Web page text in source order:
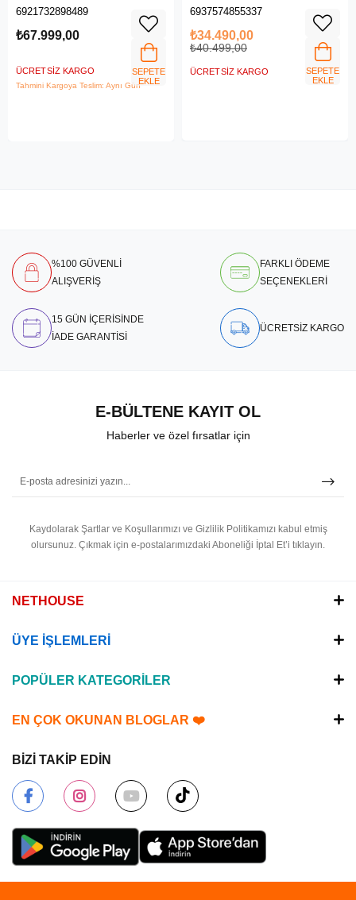
Panel
6921732898489
₺67.999,00
ÜCRETSIZ KARGO
Tahmini Kargoya Teslim: Aynı Gün
SEPETE
EKLE
6937574855337
₺34.490,00
₺40.499,00
ÜCRETSIZ KARGO
SEPETE
EKLE
%100 GÜVENLİ
ALIŞVERİŞ
FARKLI ÖDEME
SEÇENEKLERİ
15 GÜN İÇERİSİNDE
İADE GARANTİSİ
ÜCRETSİZ KARGO
E-BÜLTENE KAYIT OL
Haberler ve özel fırsatlar için
Kaydolarak Şartlar ve Koşullarımızı ve Gizlilik Politikamızı kabul etmiş
olursunuz. Çıkmak için e-postalarımızdaki Aboneliği İptal Et’i tıklayın.
NETHOUSE
ÜYE İŞLEMLERİ
POPÜLER KATEGORİLER
EN ÇOK OKUNAN BLOGLAR ❤️
BİZİ TAKİP EDİN